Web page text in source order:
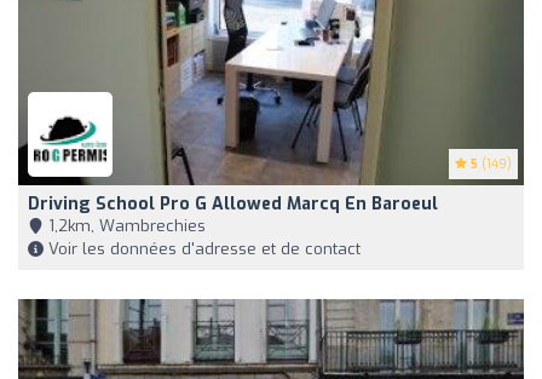
5 (149)
Driving School Pro G Allowed Marcq En Baroeul
1,2km, Wambrechies
Voir les données d'adresse et de contact